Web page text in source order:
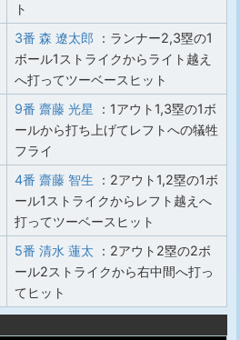
ト
3番 森 遼太郎 ：ランナー2,3塁の1
ボール1ストライクからライト越え
へ打ってツーベースヒット
9番 齋藤 光星 ：1アウト1,3塁の1ボ
ールから打ち上げてレフトへの犠牲
フライ
4番 齋藤 智生 ：2アウト1,2塁の1ボ
ール1ストライクからレフト越えへ
打ってツーベースヒット
5番 清水 蓮太 ：2アウト2塁の2ボ
ール2ストライクから右中間へ打っ
てヒット